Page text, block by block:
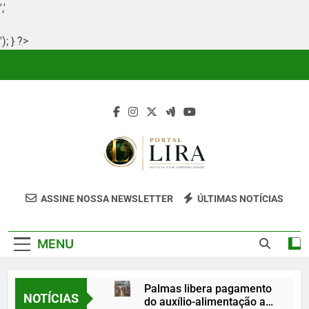
','
'); } ?>
Portal Lira
Portal Lira É Um Site Informativo
Clareza, Responsabilidade E Uma Boa
ASSINE NOSSA NEWSLETTER ÚLTIMAS NOTÍCIAS
MENU
NOTÍCIAS
Palmas libera pagamento
do auxílio-alimentação a